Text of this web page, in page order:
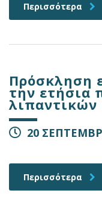
Περισσότερα
Πρόσκληση
την ετήσια
20
Περισσότερα